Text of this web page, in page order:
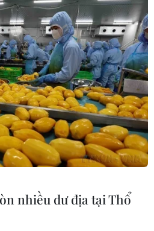
MỤC
vong tại
nhật thực
12/8
nhiều dư địa tại Thổ